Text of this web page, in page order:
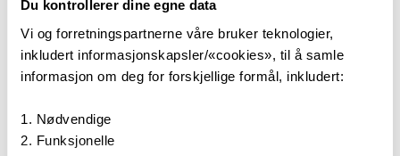
Du kontrollerer dine egne data
Vi og forretningspartnerne våre bruker teknologier,
inkludert informasjonskapsler/«cookies», til å samle
informasjon om deg for forskjellige formål, inkludert:
Nødvendige
Funksjonelle